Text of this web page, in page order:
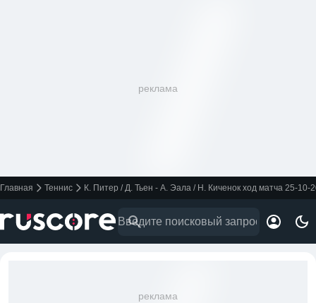
реклама
Главная Теннис К. Питер / Д. Тьен - А. Эала / Н. Киченок ход матча 25-10-
реклама